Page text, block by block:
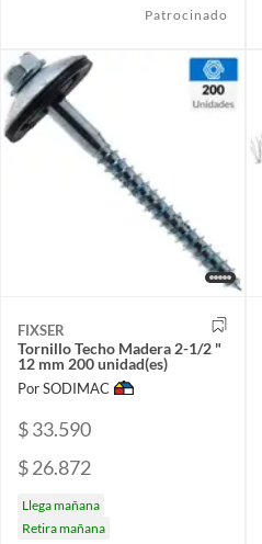
Patrocinado
FIXSER
Tornillo Techo Madera 2-1/2 "
12 mm 200 unidad(es)
Por SODIMAC
$ 33.590
$ 26.872
Llega mañana
Retira mañana